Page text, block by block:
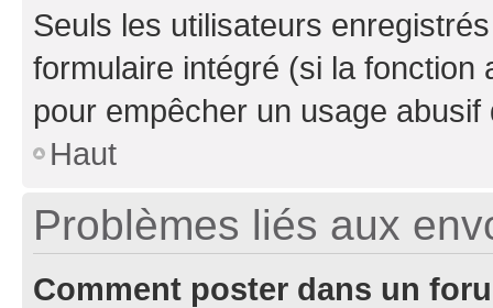
Seuls les utilisateurs
formulaire intégré (si la fonction
pour empêcher un usage
Haut
Problèmes liés aux
Comment poster dans un